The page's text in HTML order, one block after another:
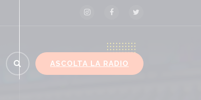
ASCOLTA LA RADIO